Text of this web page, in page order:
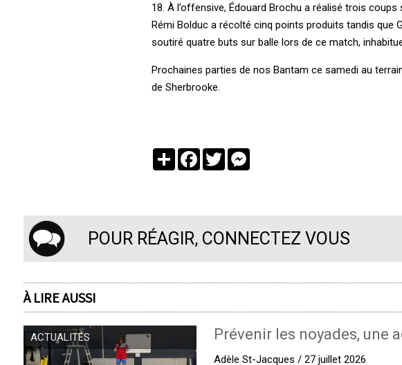
18. À l’offensive, Édouard Brochu a réalisé trois
Rémi Bolduc a récolté cinq points produits tandis que
soutiré quatre buts sur balle lors de ce match,
Prochaines parties de nos Bantam ce samedi au
de Sherbrooke.
PartagerFacebook
TwitterMessenger
POUR RÉAGIR, CONNECTEZ VOUS
À LIRE AUSSI
ACTUALITÉS Prévenir les noyades, une
Adèle St-Jacques / 27 juillet 2026